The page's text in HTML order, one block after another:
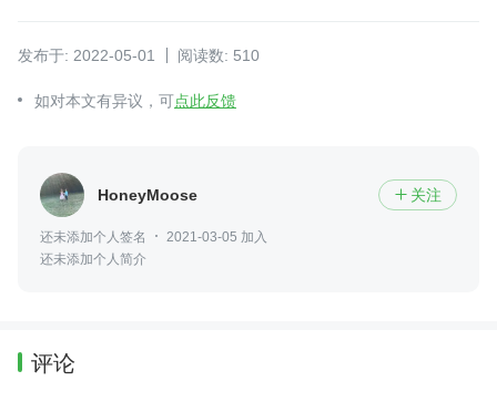
发布于: 2022-05-01 阅读数: 510
如对本文有异议，可点此反馈
HoneyMoose  关注
还未添加个人签名
2021-03-05 加入
还未添加个人简介
评论